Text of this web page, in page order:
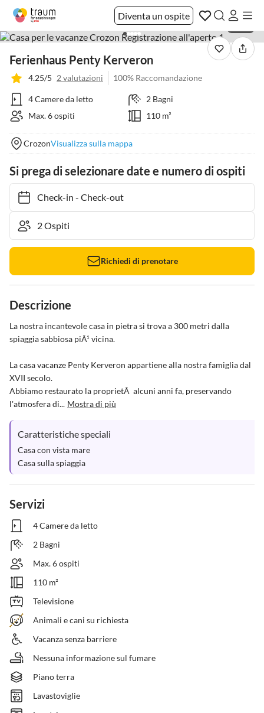
Diventa un ospite
Ferienhaus Penty Kerveron
4.25/5 2 valutazioni 100% Raccomandazione
4 Camere da letto
2 Bagni
Max. 6 ospiti
110 m²
CrozonVisualizza sulla mappa
Si prega di selezionare date e numero di ospiti
Check-in- Check-out
Richiedi di prenotare
Descrizione
La nostra incantevole casa in pietra si trova a 300 metri dalla
spiaggia sabbiosa piÃ¹ vicina.
La casa vacanze Penty Kerveron appartiene alla nostra famiglia dal
XVII secolo.
Abbiamo restaurato la proprietÃ  alcuni anni fa, preservando
l'atmosfera di... Mostra di più
Caratteristiche speciali
Casa con vista mare
Casa sulla spiaggia
Servizi
4 Camere da letto
2 Bagni
Max. 6 ospiti
110 m²
Televisione
Animali e cani su richiesta
Vacanza senza barriere
Nessuna informazione sul fumare
Piano terra
Lavastoviglie